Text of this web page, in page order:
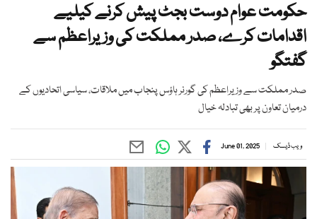
حکومت عوام دوست بجٹ پیش کرنے کیلیے
اقدامات کرے، صدر مملکت کی وزیراعظم سے
گفتگو
صدر مملکت سے وزیراعظم کی گورنر ہاؤس پنجاب میں ملاقات، سیاسی اتحادیوں کے
درمیان تعاون پر بھی تبادلہ خیال
ویب ڈیسک June 01, 2025